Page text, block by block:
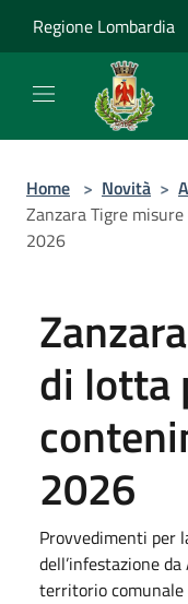
Regione Lombardia
Home > Novità >
Zanzara Tigre
2026
di lotta
2026
Provvedimenti per
dell’infestazione
territorio